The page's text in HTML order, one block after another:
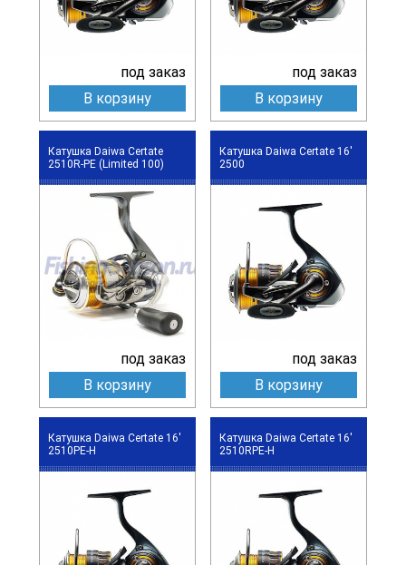
под заказ
В корзину
под заказ
В корзину
Катушка Daiwa Certate
2510R-PE (Limited 100)
под заказ
В корзину
Катушка Daiwa Certate 16'
2500
под заказ
В корзину
Катушка Daiwa Certate 16'
2510PE-H
Катушка Daiwa Certate 16'
2510RPE-H